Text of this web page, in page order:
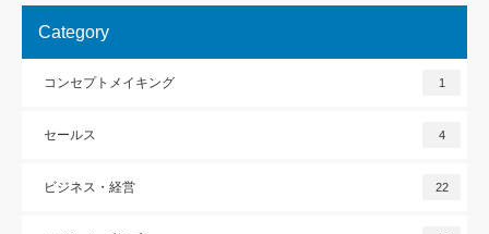
Category
コンセプトメイキング 1
セールス 4
ビジネス・経営 22